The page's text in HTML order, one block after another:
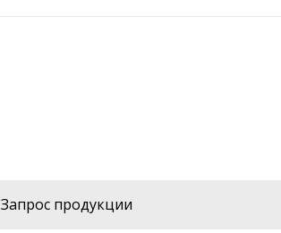
Запрос продукции